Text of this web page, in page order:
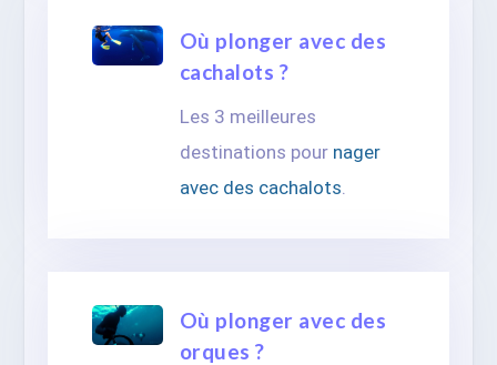
Où plonger avec des
cachalots ?
Les 3 meilleures
destinations pour nager
avec des cachalots
Où plonger avec des
orques ?